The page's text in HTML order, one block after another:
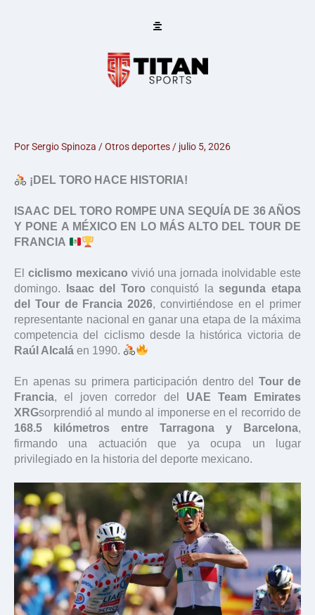
PorSergio Spinoza /Otros deportes / julio 5, 2026
¡DEL TORO HACE HISTORIA!
ISAAC DEL TORO ROMPE UNA SEQUÍA DE 36 AÑOS
Y PONE A MÉXICO EN LO MÁS ALTO DEL TOUR DE
FRANCIA
El ciclismo mexicano vivió una jornada inolvidable este
domingo.
Isaac del Toro conquistó lasegunda etapa
del Tour de Francia 2026, convirtiéndose en el primer
representante nacional en ganar una etapa de la máxima
competencia del ciclismo desde la histórica victoria de
Raúl Alcalá en 1990.
En apenas su primera participación dentro del Tour de
Francia, el joven corredor del UAE Team Emirates
XRGsorprendió al mundo al imponerse en el recorrido de
168.5 kilómetros entre Tarragona y Barcelona,
firmando una actuación que ya ocupa un lugar
privilegiado en la historia del deporte mexicano.